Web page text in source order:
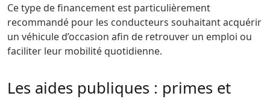
Ce type de financement est particulièrement
recommandé pour les conducteurs souhaitant acquérir
un véhicule d’occasion afin de retrouver un emploi ou
faciliter leur mobilité quotidienne.
Les aides publiques : primes et